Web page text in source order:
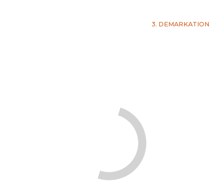
3. DEMARKATION